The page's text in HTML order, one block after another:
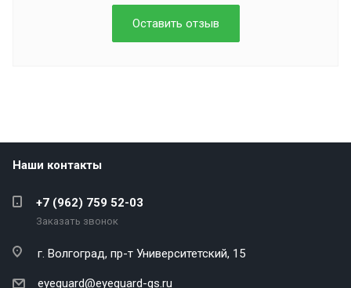
Оставить отзыв
Наши контакты
+7 (962) 759 52-03
Заказать звонок
г. Волгоград, пр-т Университетский, 15
eyeguard@eyeguard-gs.ru